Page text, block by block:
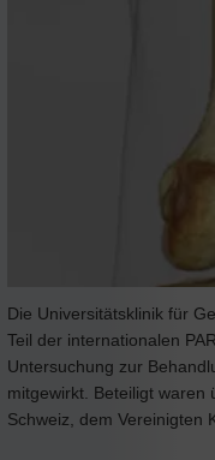
Die Universitätsklinik für
Teil der internationalen
Untersuchung zur
mitgewirkt. Beteiligt waren
Schweiz, dem Vereinigten